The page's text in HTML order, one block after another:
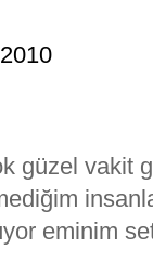
güzel vakit
eminim